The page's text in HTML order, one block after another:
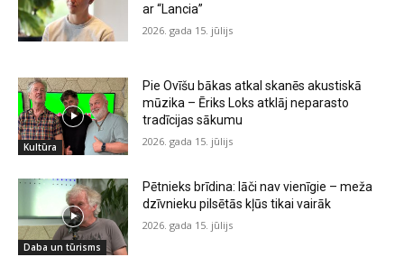
ar “Lancia”
2026. gada 15. jūlijs
Kultūra
Pie Ovīšu bākas atkal skanēs akustiskā
mūzika – Ēriks Loks atklāj neparasto
tradīcijas sākumu
2026. gada 15. jūlijs
Daba un tūrisms
Pētnieks brīdina: lāči nav vienīgie – meža
dzīvnieku pilsētās kļūs tikai vairāk
2026. gada 15. jūlijs